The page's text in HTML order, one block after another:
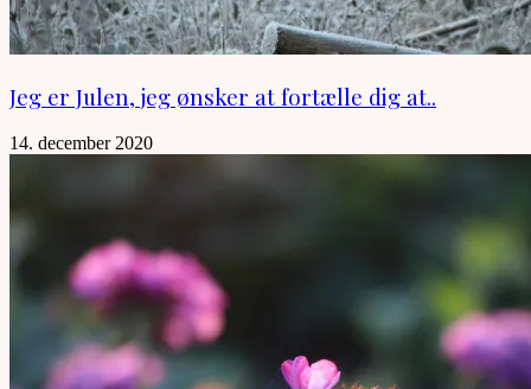
Jeg er Julen, jeg ønsker at fortælle dig at..
14. december 2020